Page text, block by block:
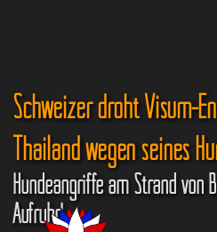
Schweizer droht Visum-
Thailand wegen seines
Hundeangriffe am Strand von
Aufruhr!